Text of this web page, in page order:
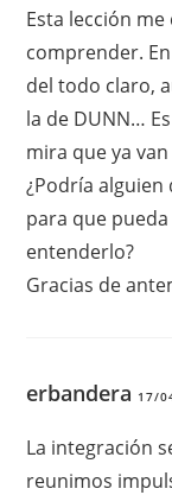
Esta lección
comprender.
del todo claro,
la de DUNN…
mira que ya
¿Podría
para que
entenderlo?
Gracias de
erbandera 17/
La integración
reunimos